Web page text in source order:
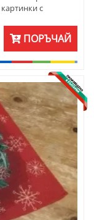
с
върху
от истинско
ПОРЪЧАЙ